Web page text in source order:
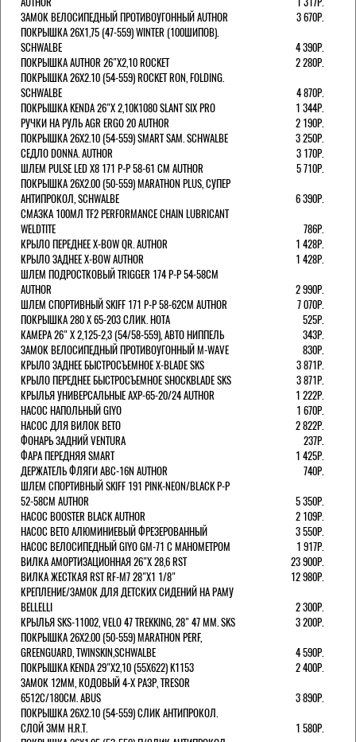
ЗАМОК ВЕЛОСИПЕДНЫЙ ПРОТИВОУГОННЫЙ AUTHOR
3 670Р.
ПОКРЫШКА 26X1,75 (47-559) WINTER (100ШИПОВ).
SCHWALBE
4 390Р.
ПОКРЫШКА AUTHOR 26"Х2,10 ROCKET
2 280Р.
ПОКРЫШКА 26X2.10 (54-559) ROCKET RON, FOLDING.
SCHWALBE
4 870Р.
ПОКРЫШКА KENDA 26"Х 2,10K1080 SLANT SIX PRO
1 344Р.
РУЧКИ НА РУЛЬ AGR ERGO 20 AUTHOR
2 190Р.
ПОКРЫШКА 26X2.10 (54-559) SMART SAM. SCHWALBE
3 250Р.
СЕДЛО DONNA. AUTHOR
3 170Р.
ШЛЕМ PULSE LED X8 171 Р-Р 58-61 СМ AUTHOR
5 710Р.
ПОКРЫШКА 26X2.00 (50-559) MARATHON PLUS, СУПЕР
АНТИПРОКОЛ, SCHWALBE
6 390Р.
СМАЗКА 100МЛ TF2 PERFORMANCE CHAIN LUBRICANT
WELDTITE
786Р.
КРЫЛО ПЕРЕДНЕЕ X-BOW QR. AUTHOR
1 428Р.
КРЫЛО ЗАДНЕЕ X-BOW AUTHOR
1 428Р.
ШЛЕМ ПОДРОСТКОВЫЙ TRIGGER 174 Р-Р 54-58СМ
AUTHOR
2 990Р.
ШЛЕМ СПОРТИВНЫЙ SKIFF 171 Р-Р 58-62СМ AUTHOR
7 070Р.
ПОКРЫШКА 280 X 65-203 СЛИК. HOTA
525Р.
КАМЕРА 26" X 2,125-2,3 (54/58-559), АВТО НИППЕЛЬ
343Р.
ЗАМОК ВЕЛОСИПЕДНЫЙ ПРОТИВОУГОННЫЙ M-WAVE
830Р.
КРЫЛО ЗАДНЕЕ БЫСТРОСЪЕМНОЕ X-BLADE SKS
3 871Р.
КРЫЛО ПЕРЕДНЕЕ БЫСТРОСЪЕМНОЕ SHOCKBLADE SKS
3 871Р.
КРЫЛЬЯ УНИВЕРСАЛЬНЫЕ AXP-65-20/24 AUTHOR
1 222Р.
НАСОС НАПОЛЬНЫЙ GIYO
1 670Р.
НАСОС ДЛЯ ВИЛОК ВЕТО
2 822Р.
ФОНАРЬ ЗАДНИЙ VENTURA
237Р.
ФАРА ПЕРЕДНЯЯ SMART
1 425Р.
ДЕРЖАТЕЛЬ ФЛЯГИ ABC-16N AUTHOR
740Р.
ШЛЕМ СПОРТИВНЫЙ SKIFF 191 PINK-NEON/BLACK Р-Р
52-58СМ AUTHOR
5 350Р.
НАСОС BOOSTER BLACK AUTHOR
2 109Р.
НАСОС BETO АЛЮМИНИЕВЫЙ ФРЕЗЕРОВАННЫЙ
3 550Р.
НАСОС ВЕЛОСИПЕДНЫЙ GIYO GM-71 С МАНОМЕТРОМ
1 917Р.
ВИЛКА АМОРТИЗАЦИОННАЯ 26"Х 28,6 RST
23 900Р.
ВИЛКА ЖЕСТКАЯ RST RF-M7 28"Х1 1/8"
12 980Р.
КРЕПЛЕНИЕ/ЗАМОК ДЛЯ ДЕТСКИХ СИДЕНИЙ НА РАМУ
BELLELLI
2 300Р.
КРЫЛЬЯ SKS-11002, VELO 47 TREKKING, 28" 47 ММ. SKS
3 200Р.
ПОКРЫШКА 26X2.00 (50-559) MARATHON PERF,
GREENGUARD, TWINSKIN,SCHWALBE
4 590Р.
ПОКРЫШКА KENDA 29"Х2,10 (55X622) K1153
2 400Р.
ЗАМОК 12ММ, КОДОВЫЙ 4-Х РАЗР, TRESOR
6512C/180СМ. ABUS
3 890Р.
ПОКРЫШКА 26X2.10 (54-559) СЛИК АНТИПРОКОЛ.
СЛОЙ 3ММ H.R.T.
1 580Р.